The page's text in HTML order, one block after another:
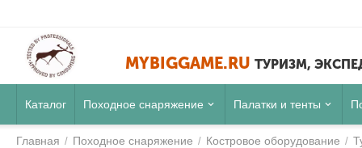
MYBIGGAME.RU ТУРИЗМ,
Каталог Походное снаряжение Палатки и тенты
Главная / Походное снаряжение / Костровое оборудование /